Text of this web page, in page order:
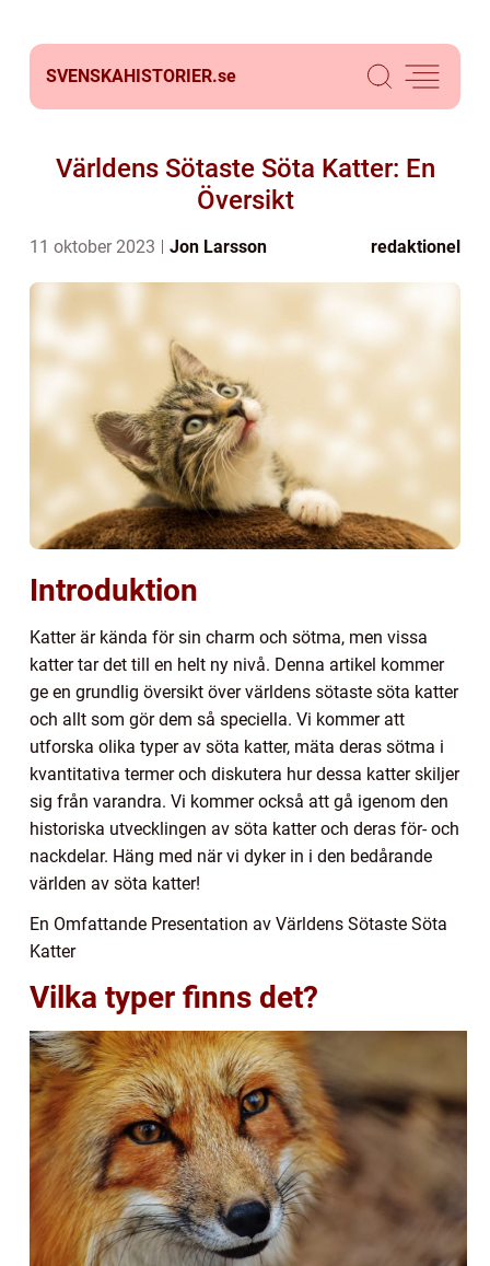
SVENSKAHISTORIER.se
Världens Sötaste Söta Katter: En
Översikt
11 oktober 2023 Jon Larsson redaktionel
Introduktion
Katter är kända för sin charm och sötma, men vissa
katter tar det till en helt ny nivå. Denna artikel kommer
ge en grundlig översikt över världens sötaste söta katter
och allt som gör dem så speciella. Vi kommer att
utforska olika typer av söta katter, mäta deras sötma i
kvantitativa termer och diskutera hur dessa katter skiljer
sig från varandra. Vi kommer också att gå igenom den
historiska utvecklingen av söta katter och deras för- och
nackdelar. Häng med när vi dyker in i den bedårande
världen av söta katter!
En Omfattande Presentation av Världens Sötaste Söta
Katter
Vilka typer finns det?